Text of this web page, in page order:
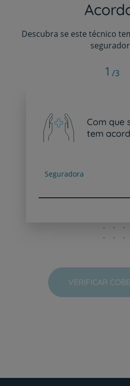
Descubra se este técnico
Com que
tem
Seguradora
1 /3
VERIFICAR